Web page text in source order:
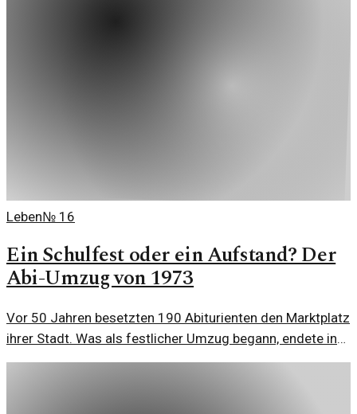
Leben№ 16
Ein Schulfest oder ein Aufstand? Der
Abi-Umzug von 1973
Vor 50 Jahren besetzten 190 Abiturienten den Marktplatz
ihrer Stadt. Was als festlicher Umzug begann, endete in
einem Polizeieinsatz. Eine kritische Betrachtung.